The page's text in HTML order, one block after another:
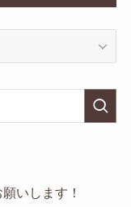
いします！